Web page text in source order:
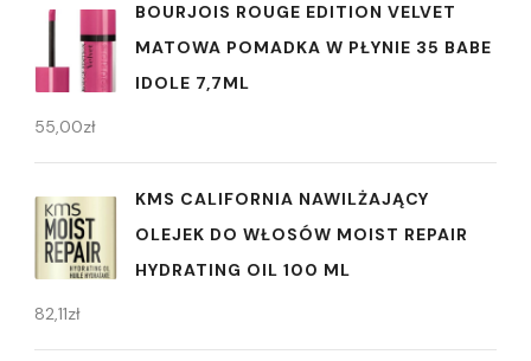
BOURJOIS ROUGE EDITION VELVET
MATOWA POMADKA W PŁYNIE 35 BABE
IDOLE 7,7ML
55,00zł
KMS CALIFORNIA NAWILŻAJĄCY
OLEJEK DO WŁOSÓW MOIST REPAIR
HYDRATING OIL 100 ML
82,11zł